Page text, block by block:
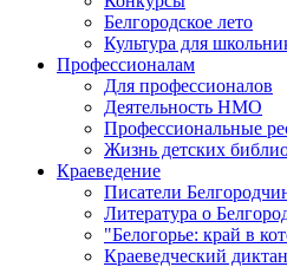
Белгородское лето
Культура для
Профессионалам
Для профессионалов
Деятельность НМО
Профессиональные
Жизнь детских
Краеведение
Писатели
Литература о
"Белогорье: край в
Краеведческий